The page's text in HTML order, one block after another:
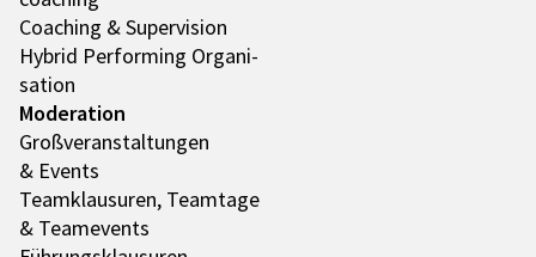
Coaching & Super­vi­sion
Hybrid Performing Orga­ni­
sa­tion
Mode­ra­tion
Groß­ver­an­stal­tun­gen
& Events
Team­klau­su­ren, Team­tage
& Team­e­vents